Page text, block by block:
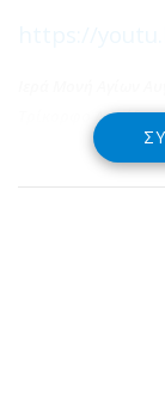
Τρίκορφο Δωρίδος